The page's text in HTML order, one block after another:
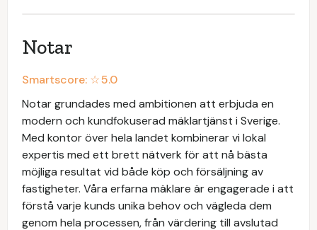
Notar
Smartscore: ☆5.0
Notar grundades med ambitionen att erbjuda en
modern och kundfokuserad mäklartjänst i Sverige.
Med kontor över hela landet kombinerar vi lokal
expertis med ett brett nätverk för att nå bästa
möjliga resultat vid både köp och försäljning av
fastigheter. Våra erfarna mäklare är engagerade i att
förstå varje kunds unika behov och vägleda dem
genom hela processen, från värdering till avslutad